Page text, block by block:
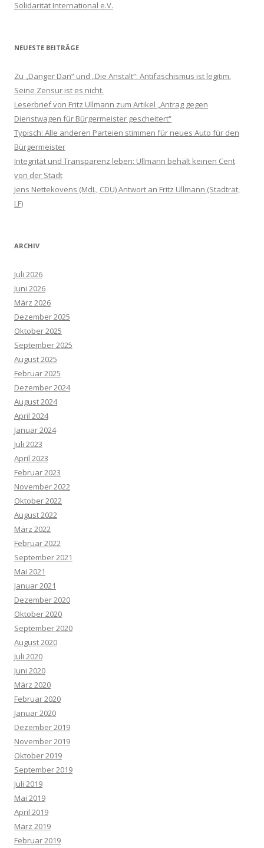
Solidarität International e.V.
NEUESTE BEITRÄGE
Zu „Danger Dan“ und „Die Anstalt“: Antifaschismus ist legitim.
Seine Zensur ist es nicht.
Leserbrief von Fritz Ullmann zum Artikel „Antrag gegen
Dienstwagen für Bürgermeister gescheitert“
Typisch: Alle anderen Parteien stimmen für neues Auto für den
Bürgermeister
Integrität und Transparenz leben: Ullmann behält keinen Cent
von der Stadt
Jens Nettekovens (MdL, CDU) Antwort an Fritz Ullmann (Stadtrat,
LF)
ARCHIV
Juli 2026
Juni 2026
März 2026
Dezember 2025
Oktober 2025
September 2025
August 2025
Februar 2025
Dezember 2024
August 2024
April 2024
Januar 2024
Juli 2023
April 2023
Februar 2023
November 2022
Oktober 2022
August 2022
März 2022
Februar 2022
September 2021
Mai 2021
Januar 2021
Dezember 2020
Oktober 2020
September 2020
August 2020
Juli 2020
Juni 2020
März 2020
Februar 2020
Januar 2020
Dezember 2019
November 2019
Oktober 2019
September 2019
Juli 2019
Mai 2019
April 2019
März 2019
Februar 2019